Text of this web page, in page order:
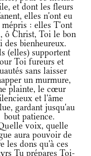
et dont les fleurs
elles n'ont eu
mépris : elles T'ont
ô Christ, Toi le bon
des bienheureux.
(elles) supportent
Toi fureurs et
sans laisser
un murmure,
plainte, le cœur
et l'âme
gardant jusqu'au
bout patience.
voix, quelle
aura pouvoir de
les dons qu'à ces
Tu prépares Toi-